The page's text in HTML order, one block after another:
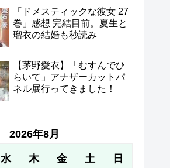
「ドメスティックな彼女 27
巻」感想 完結目前。夏生と
瑠衣の結婚も秒読み
【茅野愛衣】「むすんでひ
らいて」アナザーカットパ
ネル展行ってきました！
2026年8月
水 木 金 土 日